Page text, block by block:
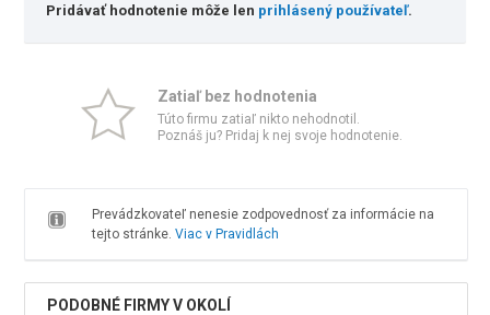
Pridávať hodnotenie môže len prihlásený používateľ.
Zatiaľ bez hodnotenia
Túto firmu zatiaľ nikto nehodnotil.
Poznáš ju? Pridaj k nej svoje hodnotenie.
Prevádzkovateľ nenesie zodpovednosť za informácie na
tejto stránke. Viac v Pravidlách
PODOBNÉ FIRMY V OKOLÍ